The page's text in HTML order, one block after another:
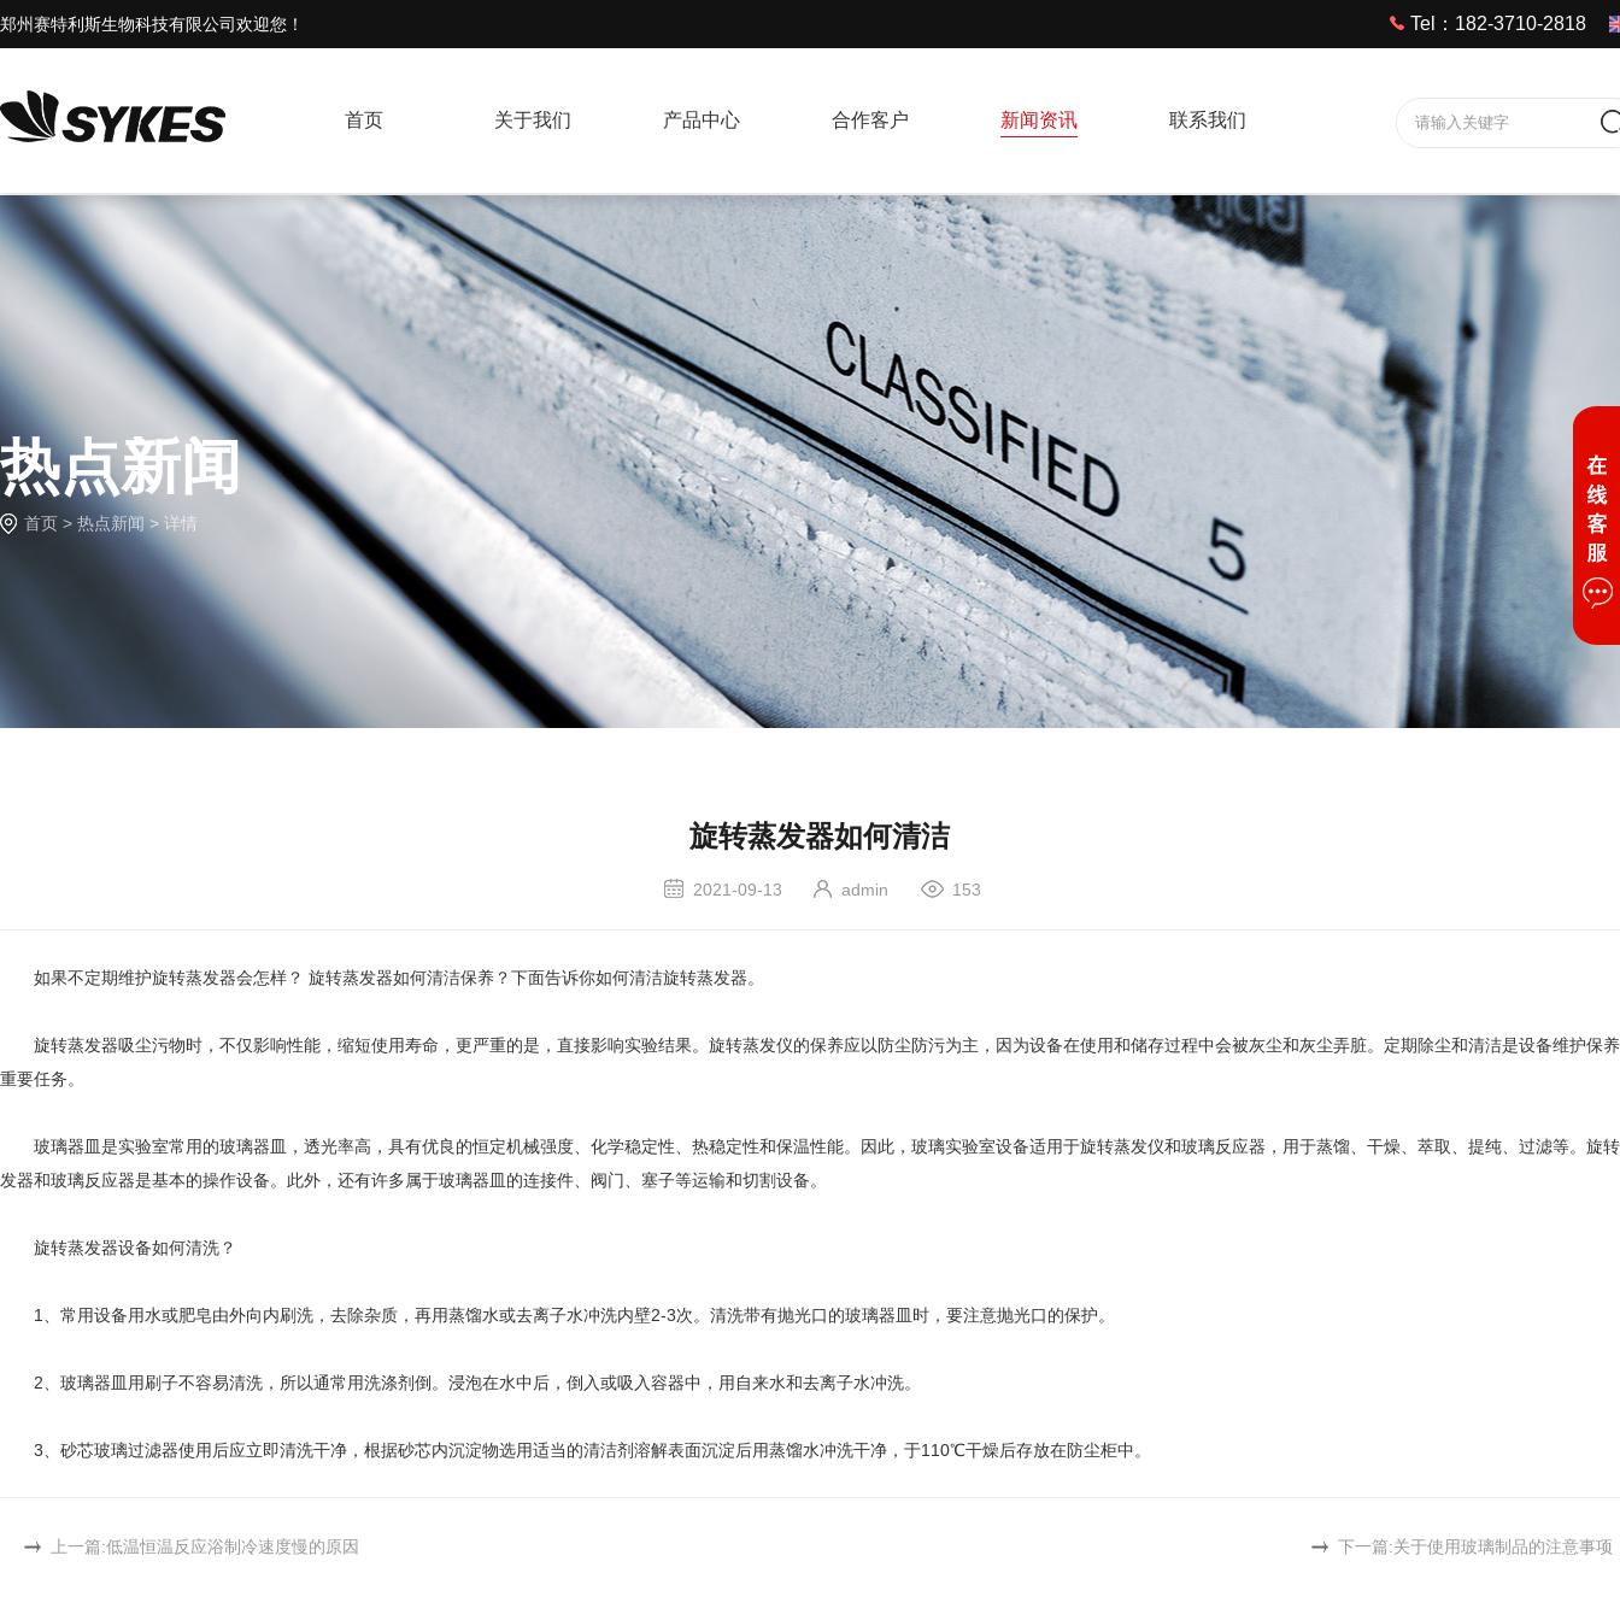
郑州赛特利斯生物科技有限公司欢迎您！ Tel：182-3710-2818
首页 关于我们 产品中心 合作客户 新闻资讯 联系我们
热点新闻
首页 > 热点新闻 > 详情
旋转蒸发器如何清洁
2021-09-13 admin 153
如果不定期维护旋转蒸发器会怎样？ 旋转蒸发器如何清洁保养？下面告诉你如何清洁旋转蒸发器。
旋转蒸发器吸尘污物时，不仅影响性能，缩短使用寿命，更严重的是，直接影响实验结果。旋转蒸发仪的保养应以防尘防污为主，因为设备在使用和储存过程中会被灰尘和灰尘弄脏。定期除尘和清洁是设备维护保
重要任务。
玻璃器皿是实验室常用的玻璃器皿，透光率高，具有优良的恒定机械强度、化学稳定性、热稳定性和保温性能。因此，玻璃实验室设备适用于旋转蒸发仪和玻璃反应器，用于蒸馏、干燥、萃取、提纯、过滤等。旋
发器和玻璃反应器是基本的操作设备。此外，还有许多属于玻璃器皿的连接件、阀门、塞子等运输和切割设备。
旋转蒸发器设备如何清洗？
1、常用设备用水或肥皂由外向内刷洗，去除杂质，再用蒸馏水或去离子水冲洗内壁2-3次。清洗带有抛光口的玻璃器皿时，要注意抛光口的保护。
2、玻璃器皿用刷子不容易清洗，所以通常用洗涤剂倒。浸泡在水中后，倒入或吸入容器中，用自来水和去离子水冲洗。
3、砂芯玻璃过滤器使用后应立即清洗干净，根据砂芯内沉淀物选用适当的清洁剂溶解表面沉淀后用蒸馏水冲洗干净，于110℃干燥后存放在防尘柜中。
上一篇:低温恒温反应浴制冷速度慢的原因 下一篇:关于使用玻璃制品的注意事项